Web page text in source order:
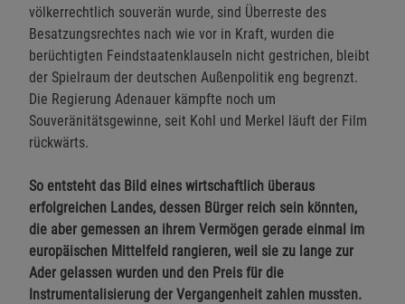
völkerrechtlich souverän wurde, sind Überreste des
Besatzungsrechtes nach wie vor in Kraft, wurden die
berüchtigten Feindstaatenklauseln nicht gestrichen, bleibt
der Spielraum der deutschen Außenpolitik eng begrenzt.
Die Regierung Adenauer kämpfte noch um
Souveränitätsgewinne, seit Kohl und Merkel läuft der Film
rückwärts.
So entsteht das Bild eines wirtschaftlich überaus
erfolgreichen Landes, dessen Bürger reich sein könnten,
die aber gemessen an ihrem Vermögen gerade einmal im
europäischen Mittelfeld rangieren, weil sie zu lange zur
Ader gelassen wurden und den Preis für die
Instrumentalisierung der Vergangenheit zahlen mussten.